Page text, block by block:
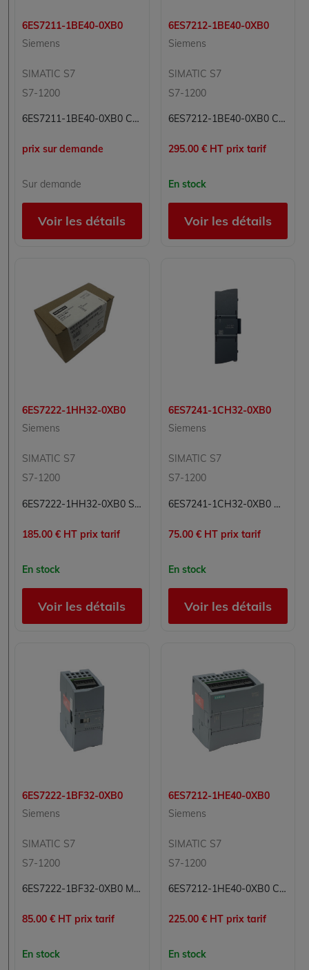
6ES7211-1BE40-0XB0
Siemens
SIMATIC S7
S7-1200
6ES7211-1BE40-0XB0 CPU Processeur Simatic S7 Siemens
prix sur demande
Sur demande
Voir les détails
6ES7212-1BE40-0XB0
Siemens
SIMATIC S7
S7-1200
6ES7212-1BE40-0XB0 CPU Processeur Simatic S7 Siemens
295.00 € HT prix tarif
En stock
Voir les détails
6ES7222-1HH32-0XB0
Siemens
SIMATIC S7
S7-1200
6ES7222-1HH32-0XB0 Simatic S7 Siemens
185.00 € HT prix tarif
En stock
Voir les détails
6ES7241-1CH32-0XB0
Siemens
SIMATIC S7
S7-1200
6ES7241-1CH32-0XB0 Module de communication Simatic S7 Siemens
75.00 € HT prix tarif
En stock
Voir les détails
6ES7222-1BF32-0XB0
Siemens
SIMATIC S7
S7-1200
6ES7222-1BF32-0XB0 Module sorties numériques Simatic S7 Siemens
85.00 € HT prix tarif
En stock
6ES7212-1HE40-0XB0
Siemens
SIMATIC S7
S7-1200
6ES7212-1HE40-0XB0 CPU Processeur Simatic S7 Siemens
225.00 € HT prix tarif
En stock